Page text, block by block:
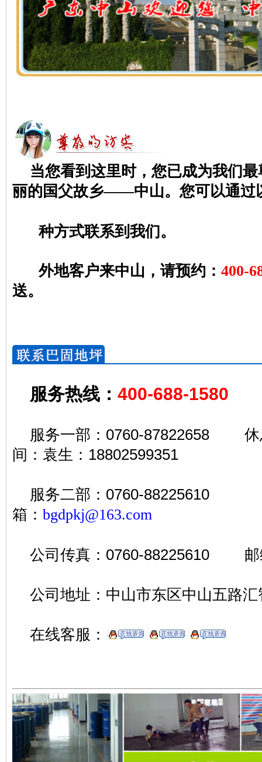
当您看到这里时，您已成为我们
丽的国父故乡——中山。您可以通过
种方式联系到我们。
外地客户来中山，请预约： 400-
送。
服务热线： 400-688-1580
服务一部：0760-87822658 休
间：袁生：18802599351
服务二部： 0760-88225610
箱： bgdpkj@163.com
公司传真：0760-88225610 邮
公司地址：中山市东区中山五路
在线客服：